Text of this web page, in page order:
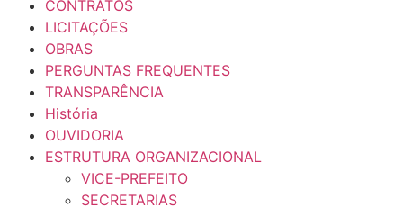
CONTRATOS
LICITAÇÕES
OBRAS
PERGUNTAS FREQUENTES
TRANSPARÊNCIA
História
OUVIDORIA
ESTRUTURA ORGANIZACIONAL
VICE-PREFEITO
SECRETARIAS